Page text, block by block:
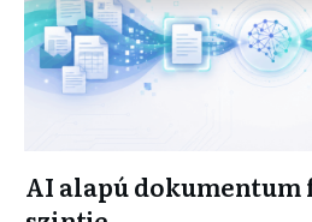
AI alapú dokumentum